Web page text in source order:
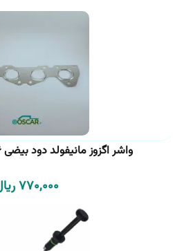
واشر اگزوز مانیفولد دود بیضی 206 تیپ5 تی تی کا
770,000 ریال